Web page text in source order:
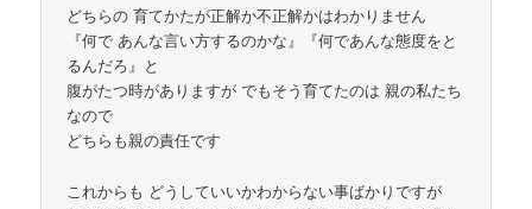
どちらの 育てかたが正解か不正解かはわかりません
『何で あんな言い方するのかな』『何であんな態度をと
るんだろ』と
腹がたつ時がありますが でもそう育てたのは 親の私たち
なので
どちらも親の責任です
これからも どうしていいかわからない事ばかりですが